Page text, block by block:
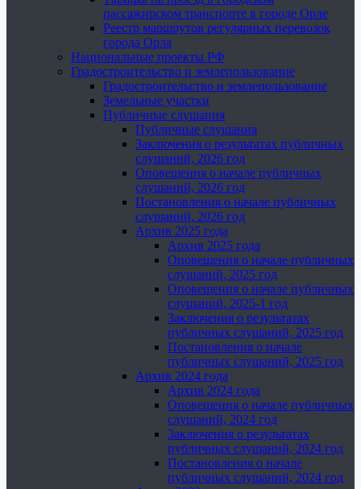
пассажирском транспорте в городе Орле
Реестр маршрутов регулярных перевозок
города Орла
Национальные проекты РФ
Градостроительство и землепользование
Градостроительство и землепользование
Земельные участки
Публичные слушания
Публичные слушания
Заключения о результатах публичных
слушаний, 2026 год
Оповещения о начале публичных
слушаний, 2026 год
Постановления о начале публичных
слушаний, 2026 год
Архив 2025 года
Архив 2025 года
Оповещения о начале публичных
слушаний, 2025 год
Оповещения о начале публичных
слушаний, 2025-1 год
Заключения о результатах
публичных слушаний, 2025 год
Постановления о начале
публичных слушаний, 2025 год
Архив 2024 года
Архив 2024 года
Оповещения о начале публичных
слушаний, 2024 год
Заключения о результатах
публичных слушаний, 2024 год
Постановления о начале
публичных слушаний, 2024 год